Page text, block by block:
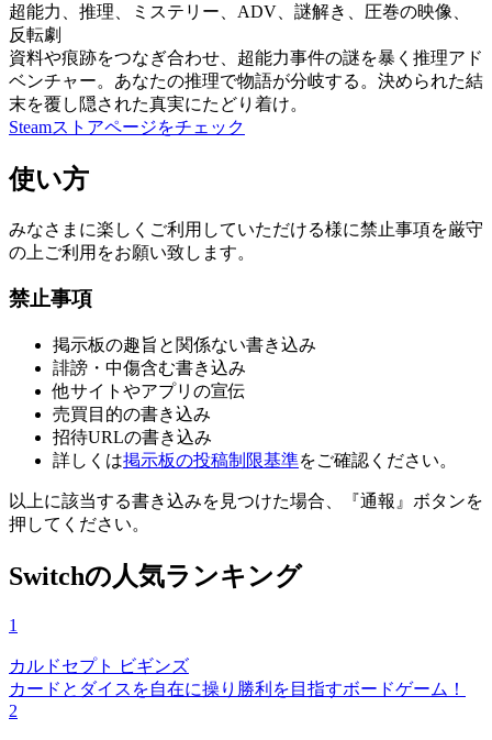
超能力、推理、ミステリー、ADV、謎解き、圧巻の映像、
反転劇
資料や痕跡をつなぎ合わせ、超能力事件の謎を暴く推理アド
ベンチャー。あなたの推理で物語が分岐する。決められた結
末を覆し隠された真実にたどり着け。
Steamストアページをチェック
使い方
みなさまに楽しくご利用していただける様に禁止事項を厳守
の上ご利用をお願い致します。
禁止事項
掲示板の趣旨と関係ない書き込み
誹謗・中傷含む書き込み
他サイトやアプリの宣伝
売買目的の書き込み
招待URLの書き込み
詳しくは掲示板の投稿制限基準をご確認ください。
以上に該当する書き込みを見つけた場合、
『通報』ボタンを
押してください。
Switchの人気ランキング
1
カルドセプト ビギンズ
カードとダイスを自在に操り勝利を目指すボードゲーム！
2